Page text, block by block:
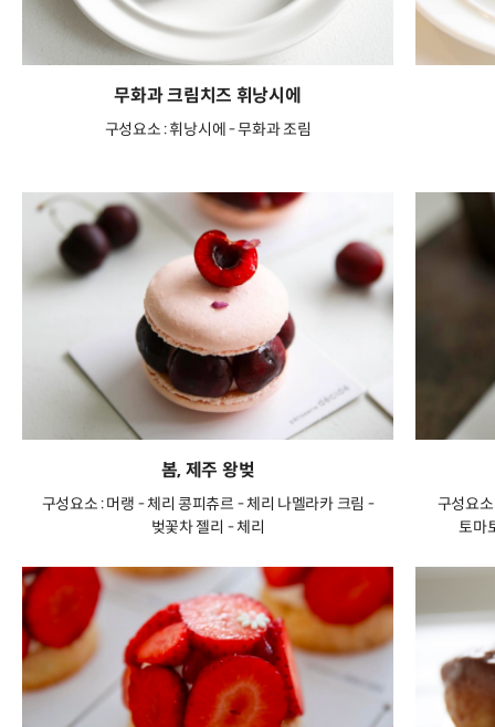
무화과 크림치즈 휘낭시에
구성요소 : 휘낭시에 - 무화과 조림
봄, 제주 왕벚
구성요소 : 머랭 - 체리 콩피츄르 - 체리 나멜라카 크림 -
벚꽃차 젤리 - 체리
구성요
토마